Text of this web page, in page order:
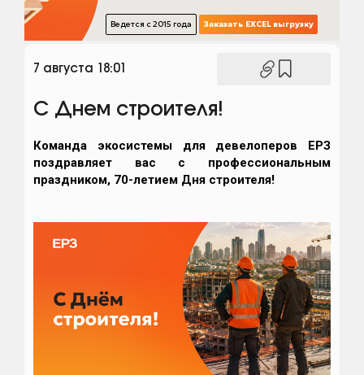
7 августа 18:01
С Днем строителя!
Команда экосистемы для девелоперов ЕРЗ
поздравляет вас с профессиональным
праздником, 70-летием Дня строителя!